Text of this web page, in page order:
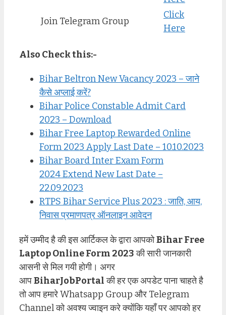
Join Telegram Group
Click
Here
Also Check this:-
Bihar Beltron New Vacancy 2023 – जाने
कैसे अप्लाई करें?
Bihar Police Constable Admit Card
2023 – Download
Bihar Free Laptop Rewarded Online
Form 2023 Apply Last Date – 10.10.2023
Bihar Board Inter Exam Form
2024 Extend New Last Date –
22.09.2023
RTPS Bihar Service Plus 2023 : जाति, आय,
निवास प्रमाणपत्र ऑनलाइन आवेदन
हमें उम्मीद है की इस आर्टिकल के द्वारा आपकोBihar Free
Laptop Online Form 2023की सारी जानकारी
आसनी से मिल गयी होगी। अगर
आपBiharJobPortalकी हर एक अपडेट पाना चाहते है
तो आप हमारे Whatsapp Group और Telegram
Channel को अवश्य ज्वाइन करे क्योंकि यहाँ पर आपको हर